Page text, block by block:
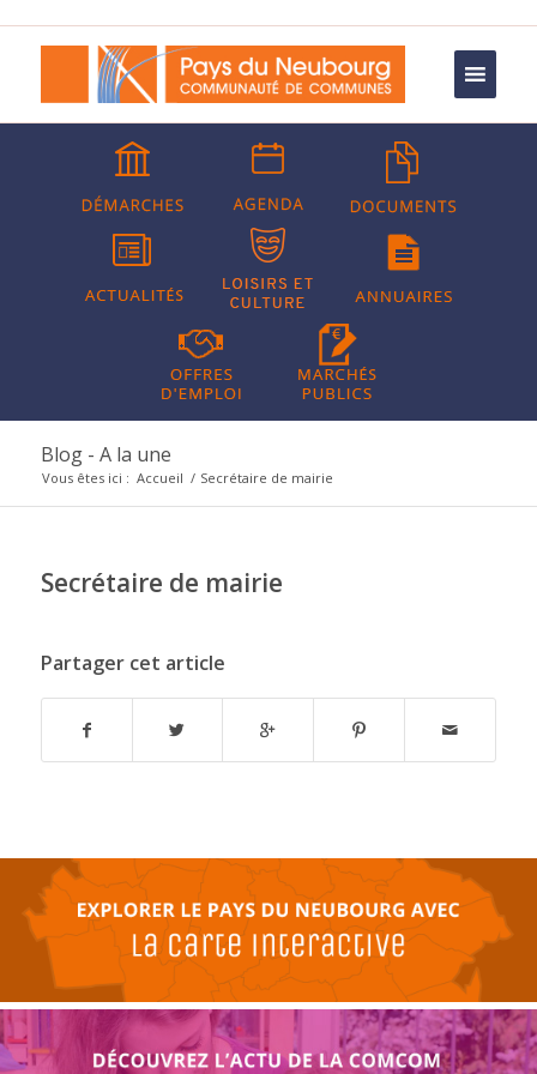
Blog - A la une
Vous êtes ici : Accueil / Secrétaire de mairie
Secrétaire de mairie
Partager cet article